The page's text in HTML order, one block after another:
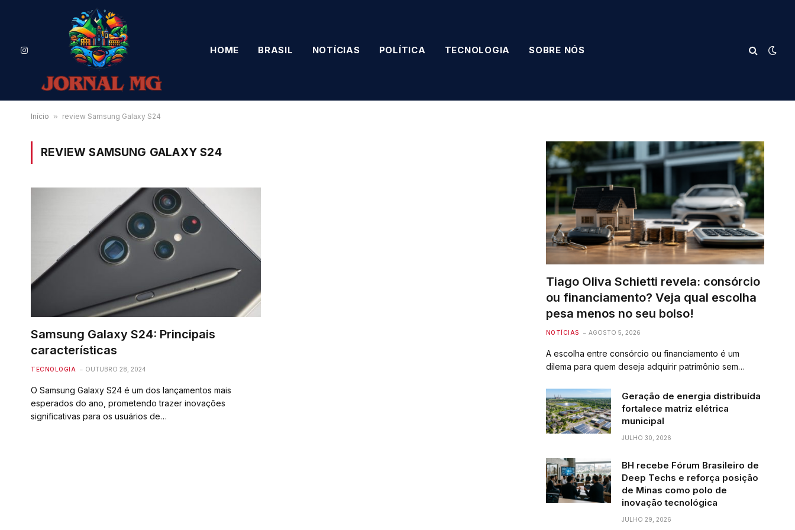
Instagram HOME BRASIL NOTÍCIAS POLÍTICA TECNOLOGIA SOBRE NÓS
Início » review Samsung Galaxy S24
REVIEW SAMSUNG GALAXY S24
Samsung Galaxy S24: Principais
características
TECNOLOGIA OUTUBRO 28, 2024
O Samsung Galaxy S24 é um dos lançamentos mais
esperados do ano, prometendo trazer inovações
significativas para os usuários de…
Tiago Oliva Schietti revela: consórcio
ou financiamento? Veja qual escolha
pesa menos no seu bolso!
NOTÍCIAS AGOSTO 5, 2026
A escolha entre consórcio ou financiamento é um
dilema para quem deseja adquirir patrimônio sem…
Geração de energia distribuída
fortalece matriz elétrica
municipal
JULHO 30, 2026
BH recebe Fórum Brasileiro de
Deep Techs e reforça posição
de Minas como polo de
inovação tecnológica
JULHO 29, 2026